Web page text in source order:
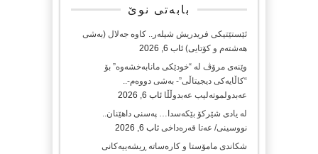
بابەتی نوێ
ئێستێتیکی فریدریش شیلەر.. کاوە جەلال (بەشی
هەشتەم و کۆتایی) ئاب 6, 2026
وێنەی مرۆڤ لە “خودێکی مانابەخشەوە” بۆ
“کاڵایەکی دیجیتاڵی”- بەشی دووەم-..
عەبدولموتەلیب عەبدوڵڵا ئاب 6, 2026
لە یادی شێرکۆ بێکەسدا… پەسنی داهێنان..
نووسینی/ عەتا قەرەداخی ئاب 6, 2026
شکاندی مامۆستا و کارەساتە ڕیشەییەکانی